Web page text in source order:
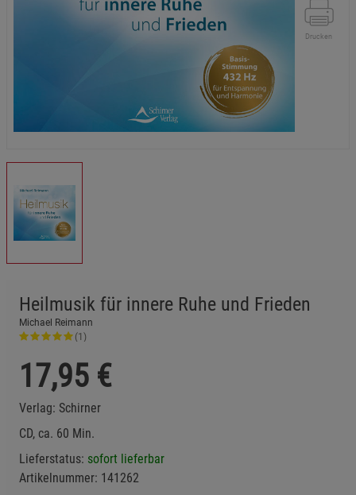
Drucken
Heilmusik für innere Ruhe und Frieden
Michael Reimann
(1)
17,95 €
Verlag: Schirner
CD, ca. 60 Min.
Lieferstatus: sofort lieferbar
Artikelnummer: 141262